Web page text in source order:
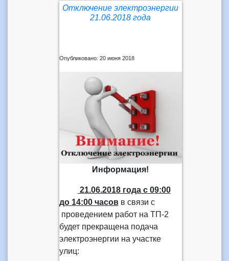
Отключение электроэнергии
21.06.2018 года
Опубликовано: 20 июня 2018
Информация!
21.06.2018 годас 09:00
до 14:00 часовв связи с
проведением работ на ТП-2
будет прекращена подача
электроэнергии на участке
улиц: